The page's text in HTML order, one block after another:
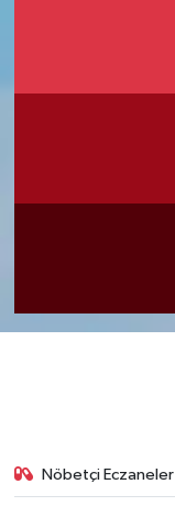
Nöbetçi Eczaneler